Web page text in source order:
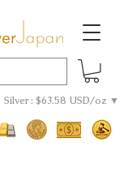
Silver : $63.58 USD/oz ▼